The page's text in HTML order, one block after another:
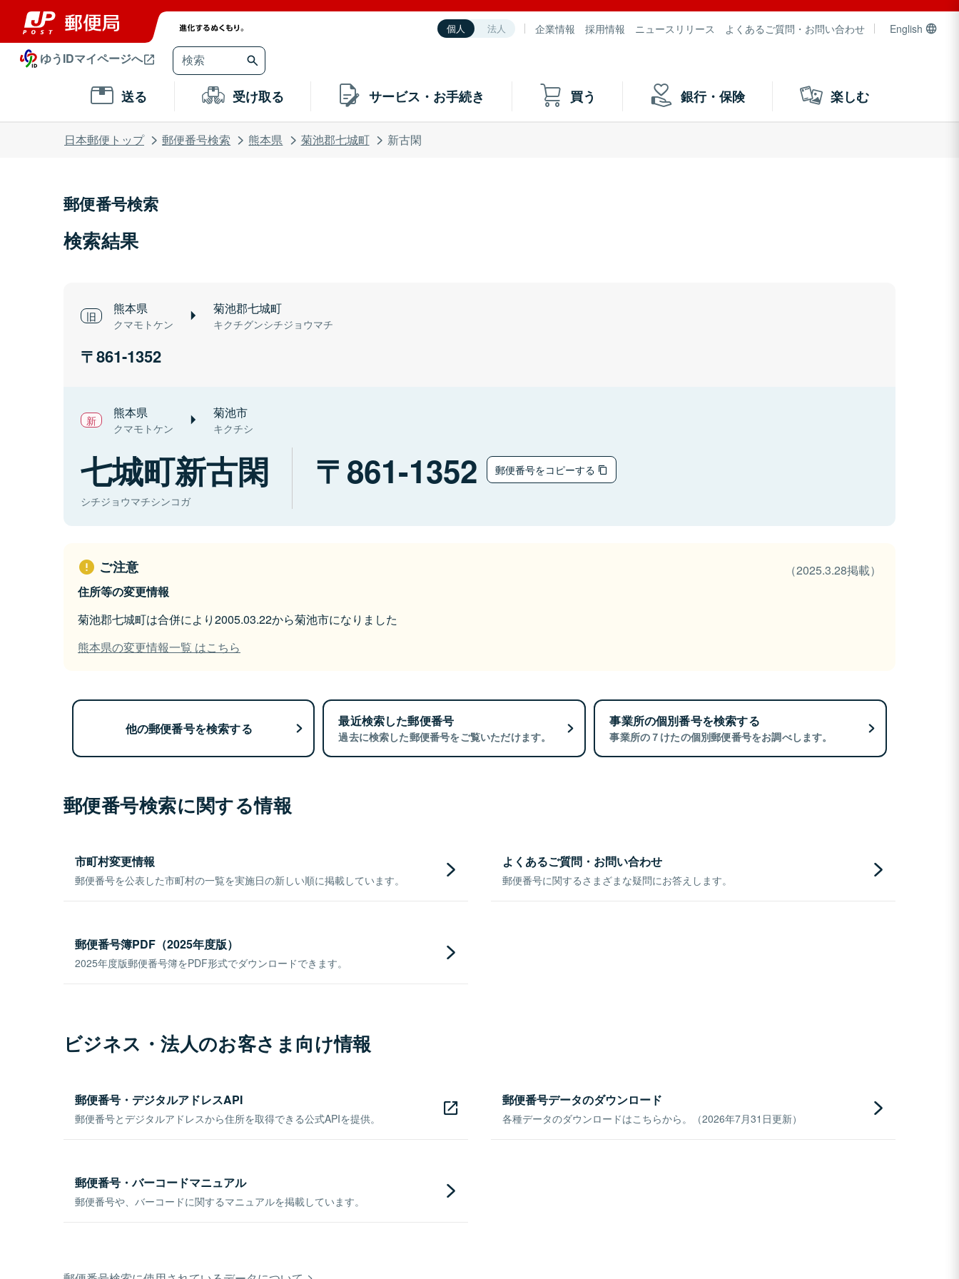
個人 法人 企業情報 採用情報 ニュースリリース よくあるご質問・お問い合わせ English
ゆうIDマイページへ
送る 受け取る サービス・お手続き 買う 銀行・保険 楽しむ
日本郵便トップ 郵便番号検索 熊本県 菊池郡七城町 新古閑
郵便番号検索
検索結果
熊本県
クマモトケン
菊池郡七城町
キクチグンシチジョウマチ
861-1352
熊本県
クマモトケン
菊池市
キクチシ
七城町新古閑
シチジョウマチシンコガ
861-1352 郵便番号をコピーする
ご注意
（2025.3.28掲載）
住所等の変更情報
菊池郡七城町は合併により2005.03.22から菊池市になりました
熊本県の変更情報一覧 はこちら
他の郵便番号を検索する 最近検索した郵便番号
過去に検索した郵便番号をご覧いただけます。
事業所の個別番号を検索する
事業所の７けたの個別郵便番号をお調べします。
郵便番号検索に関する情報
市町村変更情報
郵便番号を公表した市町村の一覧を実施日の新しい順に掲載しています。
よくあるご質問・お問い合わせ
郵便番号に関するさまざまな疑問にお答えします。
郵便番号簿PDF（2025年度版）
2025年度版郵便番号簿をPDF形式でダウンロードできます。
ビジネス・法人のお客さま向け情報
郵便番号・デジタルアドレスAPI
郵便番号とデジタルアドレスから住所を取得できる公式APIを提供。
郵便番号データのダウンロード
各種データのダウンロードはこちらから。（2026年7月31日更新）
郵便番号・バーコードマニュアル
郵便番号や、バーコードに関するマニュアルを掲載しています。